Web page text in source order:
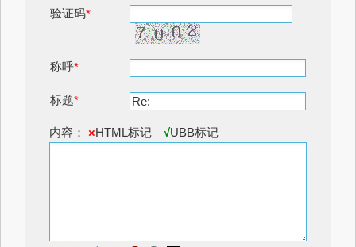
验证码*
称呼*
标题*
内容： ×HTML标记 √UBB标记